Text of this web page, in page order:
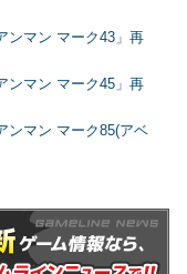
ンマン マーク43」再
ンマン マーク45」再
ンマン マーク85(アベ